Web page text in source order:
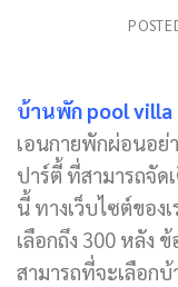
บ้านพัก pool
เอนกายพักผ่อนอย่
ปาร์ตี้ ที่สามารถจั
นี้ ทางเว็บไซต์ของ
เลือกถึง 300 หลัง
สามารถที่จะเลือก